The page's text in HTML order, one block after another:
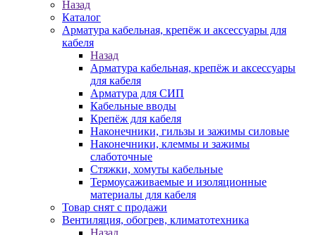
Назад
Каталог
Арматура кабельная, крепёж и аксессуары для
кабеля
Назад
Арматура кабельная, крепёж и аксессуары
для кабеля
Арматура для СИП
Кабельные вводы
Крепёж для кабеля
Наконечники, гильзы и зажимы силовые
Наконечники, клеммы и зажимы
слаботочные
Стяжки, хомуты кабельные
Термоусаживаемые и изоляционные
материалы для кабеля
Товар снят с продажи
Вентиляция, обогрев, климатотехника
Назад